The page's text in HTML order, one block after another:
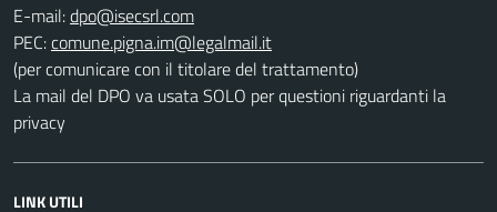
E-mail:
PEC:
(per comunicare con il titolare del trattamento)
La mail del DPO va usata SOLO per questioni riguardanti la
privacy
LINK UTILI